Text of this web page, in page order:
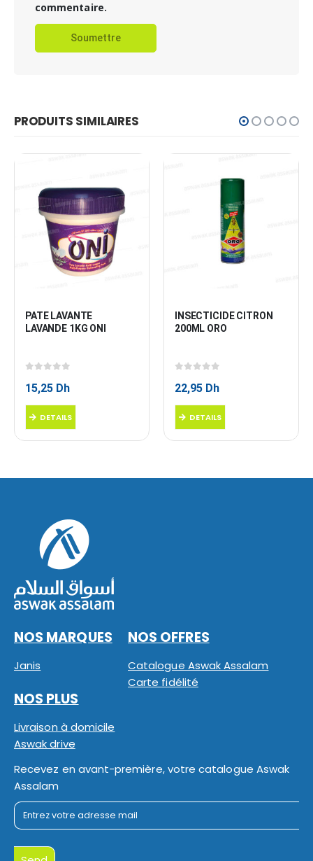
commentaire.
PRODUITS SIMILAIRES
PATE LAVANTE
LAVANDE 1KG ONI
15,25 Dh
DETAILS
INSECTICIDE CITRON
200ML ORO
22,95 Dh
DETAILS
NOS MARQUES
Janis
NOS OFFRES
Catalogue Aswak Assalam
Carte fidélité
NOS PLUS
Livraison à domicile
Aswak drive
Recevez en avant-première, votre catalogue Aswak
Assalam